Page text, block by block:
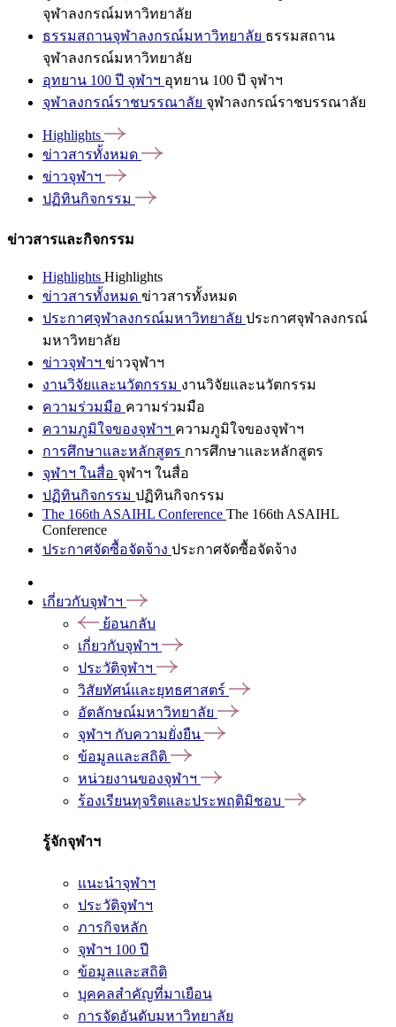
จุฬาลงกรณ์มหาวิทยาลัย
ธรรมสถานจุฬาลงกรณ์มหาวิทยาลัย ธรรมสถาน
จุฬาลงกรณ์มหาวิทยาลัย
อุทยาน 100 ปี จุฬาฯ อุทยาน 100 ปี จุฬาฯ
จุฬาลงกรณ์ราชบรรณาลัย จุฬาลงกรณ์ราชบรรณาลัย
Highlights
ข่าวสารทั้งหมด
ข่าวจุฬาฯ
ปฏิทินกิจกรรม
ข่าวสารและกิจกรรม
Highlights Highlights
ข่าวสารทั้งหมด ข่าวสารทั้งหมด
ประกาศจุฬาลงกรณ์มหาวิทยาลัย ประกาศจุฬาลงกรณ์
มหาวิทยาลัย
ข่าวจุฬาฯ ข่าวจุฬาฯ
งานวิจัยและนวัตกรรม งานวิจัยและนวัตกรรม
ความร่วมมือ ความร่วมมือ
ความภูมิใจของจุฬาฯ ความภูมิใจของจุฬาฯ
การศึกษาและหลักสูตร การศึกษาและหลักสูตร
จุฬาฯ ในสื่อ จุฬาฯ ในสื่อ
ปฏิทินกิจกรรม ปฏิทินกิจกรรม
The 166th ASAIHL Conference The 166th ASAIHL
Conference
ประกาศจัดซื้อจัดจ้าง ประกาศจัดซื้อจัดจ้าง
เกี่ยวกับจุฬาฯ
ย้อนกลับ
เกี่ยวกับจุฬาฯ
ประวัติจุฬาฯ
วิสัยทัศน์และยุทธศาสตร์
อัตลักษณ์มหาวิทยาลัย
จุฬาฯ กับความยั่งยืน
ข้อมูลและสถิติ
หน่วยงานของจุฬาฯ
ร้องเรียนทุจริตและประพฤติมิชอบ
รู้จักจุฬาฯ
แนะนำจุฬาฯ
ประวัติจุฬาฯ
ภารกิจหลัก
จุฬาฯ 100 ปี
ข้อมูลและสถิติ
บุคคลสำคัญที่มาเยือน
การจัดอันดับมหาวิทยาลัย